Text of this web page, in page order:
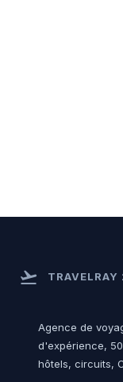
flight_takeoff
Agence de
d'expérience,
hôtels, circuits,